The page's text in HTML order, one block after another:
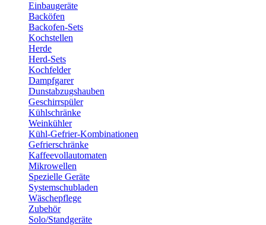
Einbaugeräte
Backöfen
Backofen-Sets
Kochstellen
Herde
Herd-Sets
Kochfelder
Dampfgarer
Dunstabzugshauben
Geschirrspüler
Kühlschränke
Weinkühler
Kühl-Gefrier-Kombinationen
Gefrierschränke
Kaffeevollautomaten
Mikrowellen
Spezielle Geräte
Systemschubladen
Wäschepflege
Zubehör
Solo/Standgeräte